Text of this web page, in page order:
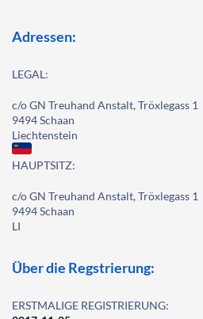
Adressen:
LEGAL:
c/o GN Treuhand Anstalt, Tröxlegass 1
9494 Schaan
Liechtenstein
HAUPTSITZ:
c/o GN Treuhand Anstalt, Tröxlegass 1
9494 Schaan
LI
Über die Regstrierung:
ERSTMALIGE REGISTRIERUNG: